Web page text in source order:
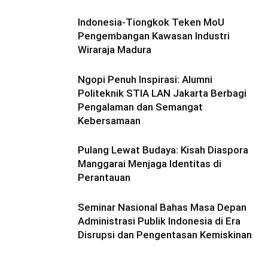
Indonesia-Tiongkok Teken MoU
Pengembangan Kawasan Industri
Wiraraja Madura
Ngopi Penuh Inspirasi: Alumni
Politeknik STIA LAN Jakarta Berbagi
Pengalaman dan Semangat
Kebersamaan
Pulang Lewat Budaya: Kisah Diaspora
Manggarai Menjaga Identitas di
Perantauan
Seminar Nasional Bahas Masa Depan
Administrasi Publik Indonesia di Era
Disrupsi dan Pengentasan Kemiskinan